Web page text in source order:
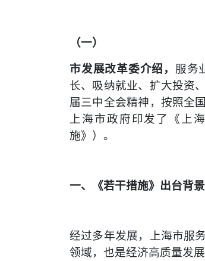
（一）
市发展改革委介绍， 服务
长、吸纳就业、扩大投资
届三中全会精神，按照全
上海市政府印发了《上
施》）。
一、《若干措施》出台背景
经过多年发展，上海市服
领域，也是经济高质量发